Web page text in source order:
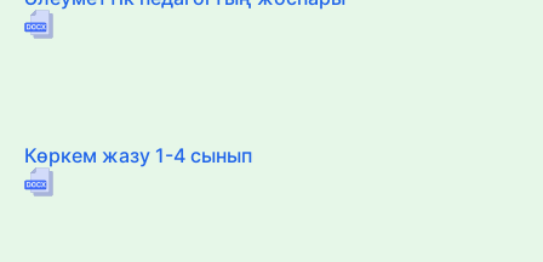
Көркем жазу 1-4 сынып